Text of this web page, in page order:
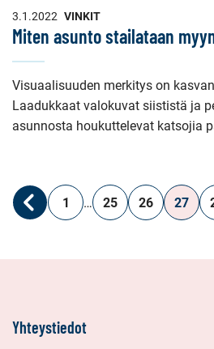
3.1.2022 VINKIT
Miten asunto stailataan
Visuaalisuuden merkitys on
Laadukkaat valokuvat siististä ja
asunnosta houkuttelevat katsojia
Edellinen
1 … 25 26 27
Yhteystiedot